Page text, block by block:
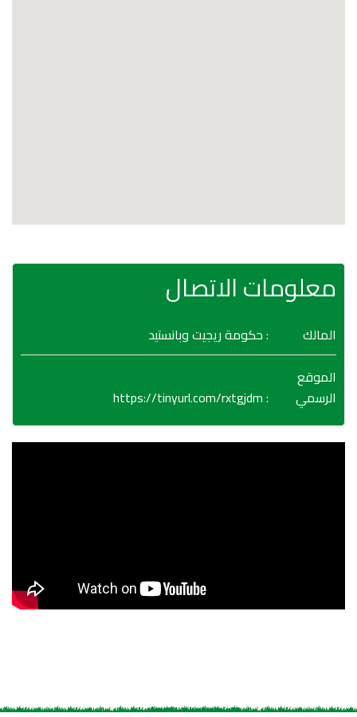
معلومات الاتصال
المالك
: حكومة ريجيت وبانستيد
الموقع
الرسمي
:
https://tinyurl.com/rxtgjdm